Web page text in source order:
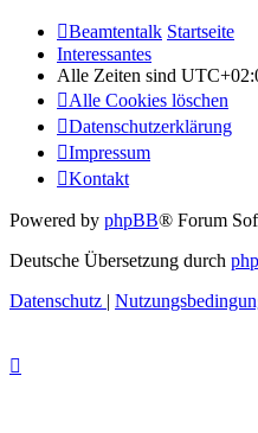
Beamtentalk Startseite
Interessantes
Alle Zeiten sind
Alle Cookies löschen
Datenschutzerklärung
Impressum
Kontakt
Powered by phpBB® Forum
Deutsche Übersetzung durch
Datenschutz |